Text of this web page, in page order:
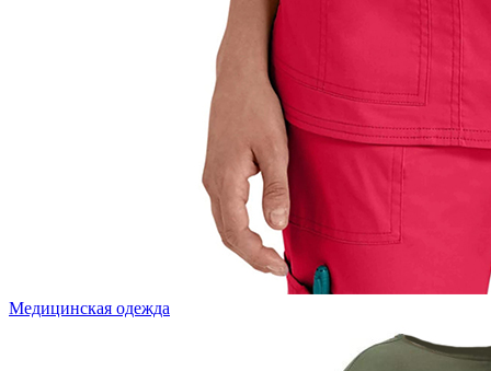
Медицинская одежда